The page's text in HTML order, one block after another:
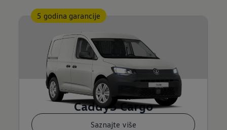
Caddy5 Cargo
Saznajte više
5 godina garancije